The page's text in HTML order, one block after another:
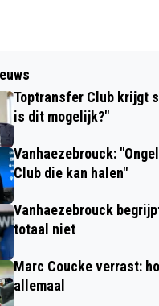
Toptransfer Club krijgt
is dit mogelijk?"
Vanhaezebrouck:
Club die kan halen"
Vanhaezebrouck
totaal niet
Marc Coucke verrast:
allemaal